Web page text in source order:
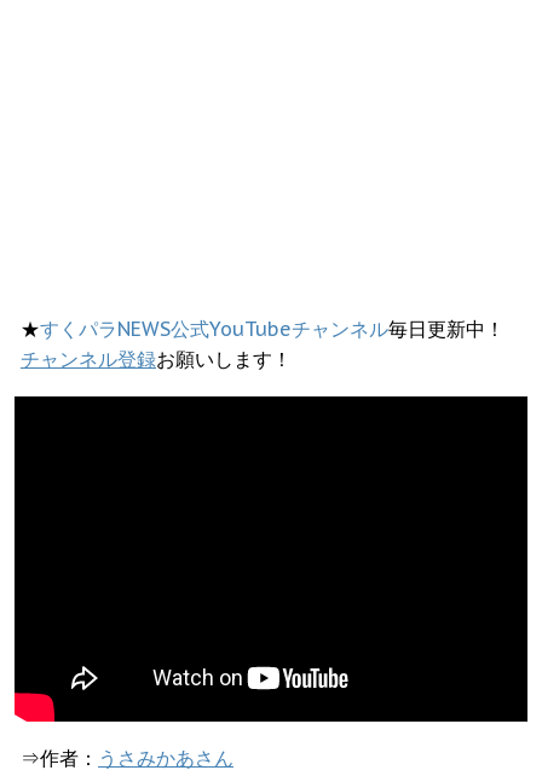
★すくパラNEWS公式YouTubeチャンネル毎日更新中！
チャンネル登録お願いします！
⇒作者： うさみかあさん